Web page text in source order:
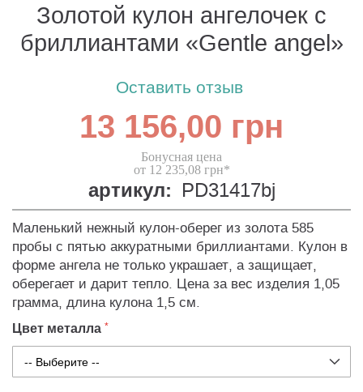
Золотой кулон ангелочек с
бриллиантами «Gentle angel»
Оставить отзыв
13 156,00 грн
Бонусная цена
от 12 235,08 грн*
артикул: PD31417bj
Маленький нежный кулон-оберег из золота 585
пробы с пятью аккуратными бриллиантами. Кулон в
форме ангела не только украшает, а защищает,
оберегает и дарит тепло. Цена за вес изделия 1,05
грамма, длина кулона 1,5 см.
Цвет металла